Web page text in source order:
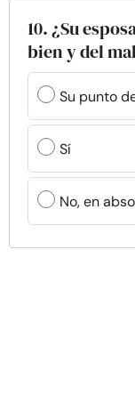
10. ¿Su
bien y del
Su punto
Sí
No, en